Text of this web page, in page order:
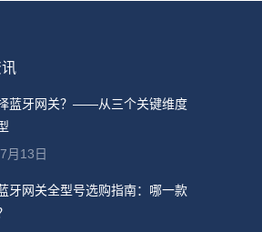
蓝牙网关？——从三个关键维度
月13日
牙网关全型号选购指南：哪一款